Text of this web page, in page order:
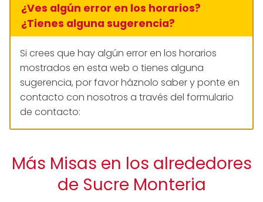
¿Ves algún error en los horarios?
¿Tienes alguna sugerencia?
Si crees que hay algún error en los horarios
mostrados en esta web o tienes alguna
sugerencia, por favor háznolo saber y ponte en
contacto con nosotros a través del formulario
de contacto:
Más Misas en los alrededores
de Sucre Monteria